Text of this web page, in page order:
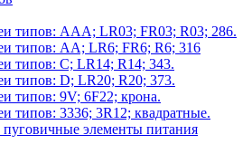
типов: AAA; LR03; FR03; R03; 286.
типов: AA; LR6; FR6; R6; 316
типов: C; LR14; R14; 343.
типов: D; LR20; R20; 373.
типов: 9V; 6F22; крона.
типов: 3336; 3R12; квадратные.
элементы питания